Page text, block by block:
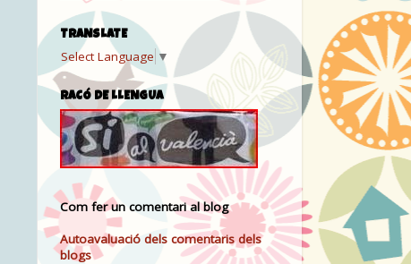
TRANSLATE
Select Language ▼
RACÓ DE LLENGUA
Com fer un comentari al blog
Autoavaluació dels comentaris dels
blogs